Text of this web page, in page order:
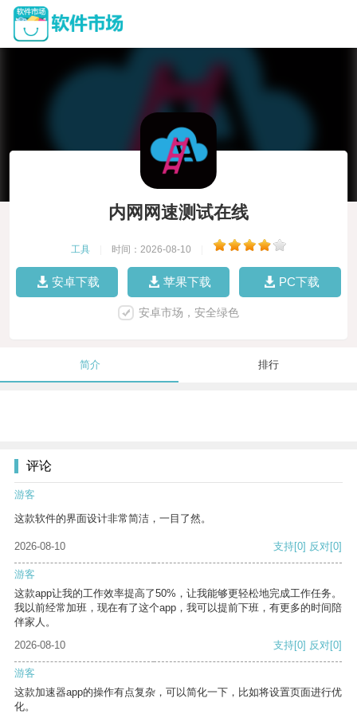
内网网速测试在线
工具 时间：2026-08-10
安卓下载 苹果下载 PC下载
安卓市场，安全绿色
简介 排行
评论
游客
这款软件的界面设计非常简洁，一目了然。
2026-08-10 支持[0] 反对[0]
游客
这款app让我的工作效率提高了50%，让我能够更轻松地完成工作任务。
我以前经常加班，现在有了这个app，我可以提前下班，有更多的时间陪
伴家人。
2026-08-10
支持[0] 反对[0]
游客
这款加速器app的操作有点复杂，可以简化一下，比如将设置页面进行优
化。